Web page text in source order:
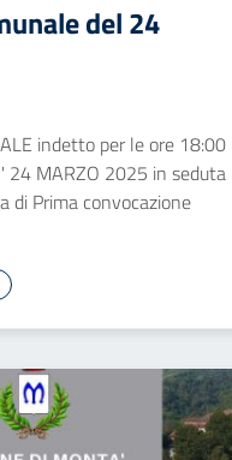
del 24
indetto per le ore 18:00
24 MARZO 2025 in seduta
di Prima convocazione